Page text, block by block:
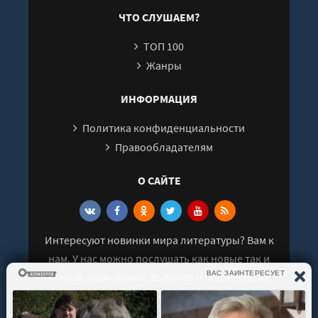
ЧТО СЛУШАЕМ?
ТОП 100
Жанры
ИНФОРМАЦИЯ
Политика конфиденциальности
Правообладателям
О САЙТЕ
Интересуют новинки мира литературы? Вам к
нам. У нас можно послушать как новые так и
старые аудиокниги. Выбрать и поделиться с
друзьями лучшими аудиокнигами!